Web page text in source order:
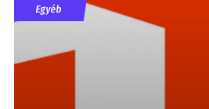
Egyéb